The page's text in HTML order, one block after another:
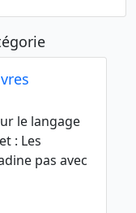
le langage
: Les
pas avec